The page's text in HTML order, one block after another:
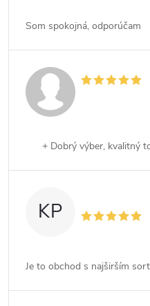
Som spokojná, odporúčam
+ Dobrý výber, kvalitný
KP
Je to obchod s najširším